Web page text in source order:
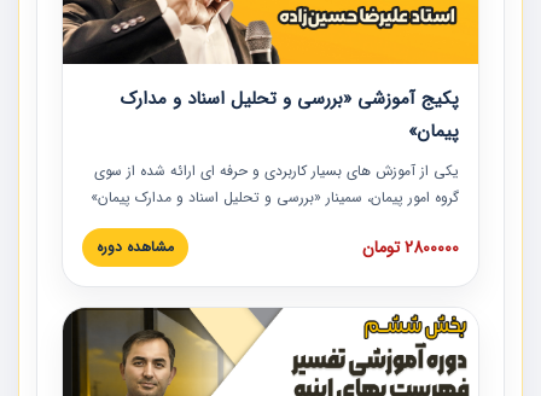
پکیج آموزشی «بررسی و تحلیل اسناد و مدارک
پیمان»
یکی از آموزش‏‏‏‏‏‏ های بسیار کاربردی و حرفه‏ ای ارائه شده از سوی
گروه امور پیمان، سمینار «بررسی و تحلیل اسناد و مدارک پیمان»
است که در دانشگاه صنعتی شریف ارائه شد. در این آموزش
نکات کلیدی مربوط به اسناد و مدارک پیمان، اولویت بندی اسناد
پیمان به همراه تجربیات عملی در این خصوص ارائه شده است.
2800000 تومان مشاهده دوره